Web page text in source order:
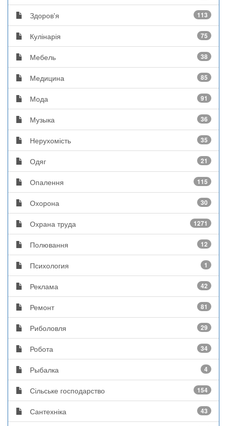
Здоров'я 113
Кулінарія 75
Мебель 38
Медицина 85
Мода 91
Музыка 36
Нерухомість 35
Одяг 21
Опалення 115
Охорона 30
Охрана труда 1271
Полювання 12
Психология 1
Реклама 42
Ремонт 81
Риболовля 29
Робота 34
Рыбалка 4
Сільське господарство 154
Сантехніка 43